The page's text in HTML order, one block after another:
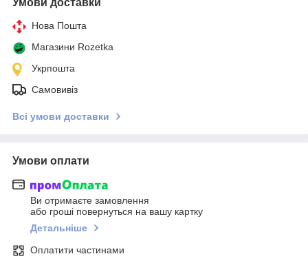
Нова Пошта
Магазини Rozetka
Укрпошта
Самовивіз
Всі умови доставки
Умови оплати
Ви отримаєте замовлення
або гроші повернуться на вашу картку
Детальніше
Оплатити частинами